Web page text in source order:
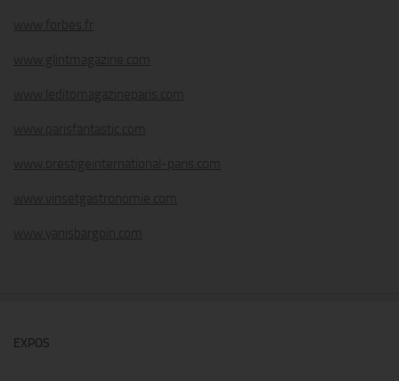
www.forbes.fr
www.glintmagazine.com
www.leditomagazineparis.com
www.parisfantastic.com
www.prestigeinternational-paris.com
www.vinsetgastronomie.com
www.yanisbargoin.com
EXPOS